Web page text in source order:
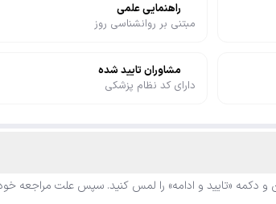
راهنمایی علمی
مبتنی بر روانشناسی روز
مشاوران تایید شده
دارای کد نظام پزشکی
و دکمه «تایید و ادامه» را لمس کنید. سپس علت مراجعه